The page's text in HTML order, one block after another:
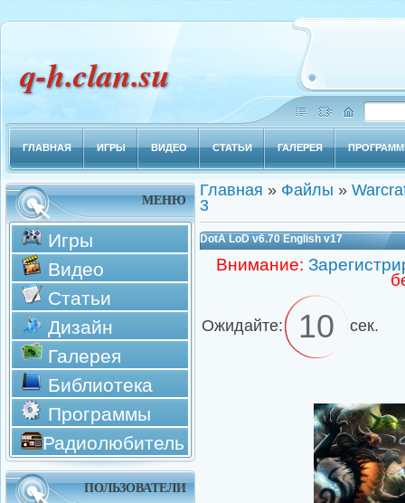
q-h.clan.su
ГЛАВНАЯ ИГРЫ ВИДЕО СТАТЬИ ГАЛЕРЕЯ
МЕНЮ
Игры
Видео
Статьи
Дизайн
Галерея
Библиотека
Программы
Радиолюбитель
ПОЛЬЗОВАТЕЛИ
Главная » Файлы »
3
DotA LoD v6.70 English v17
Внимание:
Ожидайте: 9 сек.